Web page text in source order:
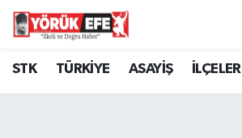
STK TÜRKİYE ASAYİŞ İLÇELER
Aydın Nöbetçi Eczaneler